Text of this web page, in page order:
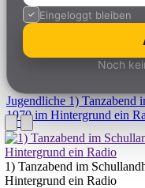
Eingeloggt bleiben
Noch
Jugendliche1) Tanzabend
1970 im Hintergrund ein
1) Tanzabend im
Hintergrund ein Radio